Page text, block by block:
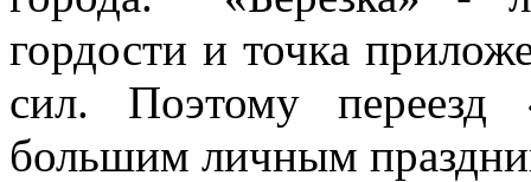
гордости и точка
сил. Поэтому переезд
большим личным